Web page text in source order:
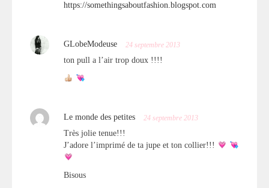
https://somethingsaboutfashion.blogspot.com
GLobeModeuse 24 septembre 2013
ton pull a l’air trop doux !!!!
Le monde des petites 24 septembre 2013
Très jolie tenue!!!
J’adore l’imprimé de ta jupe et ton collier!!!
Bisous